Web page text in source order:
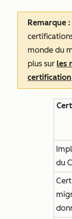
Remarque :
monde du
plus sur les
certification
du